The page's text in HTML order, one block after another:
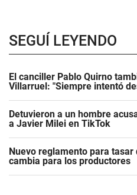
SEGUÍ LEYENDO
El canciller Pablo Quirno
Villarruel: "Siempre intentó
Detuvieron a un hombre
a Javier Milei en TikTok
Nuevo reglamento para
cambia para los productores